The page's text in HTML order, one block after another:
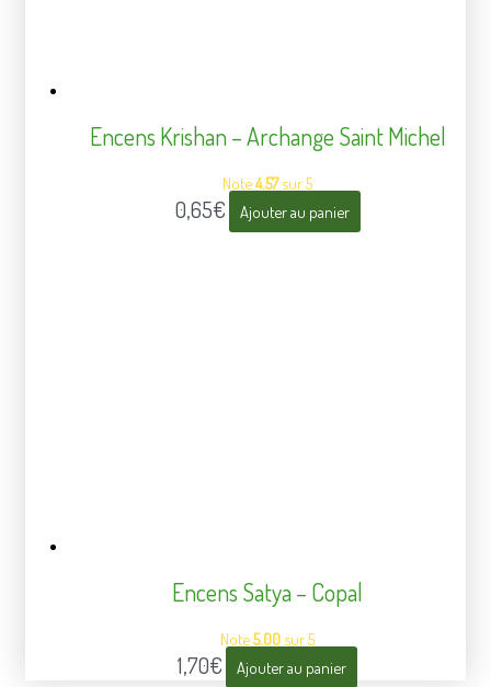
Encens Krishan – Archange Saint Michel
Note4.57sur 5
0,65€ Ajouter au panier
Encens Satya – Copal
Note5.00 sur 5
1,70€ Ajouter au panier